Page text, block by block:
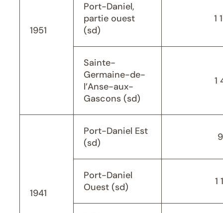
1951
Port-Daniel,
partie ouest
(sd)
1
Sainte-
Germaine-de-
l’Anse-aux-
Gascons (sd)
1
1941
Port-Daniel Est
(sd)
Port-Daniel
Ouest (sd)
1